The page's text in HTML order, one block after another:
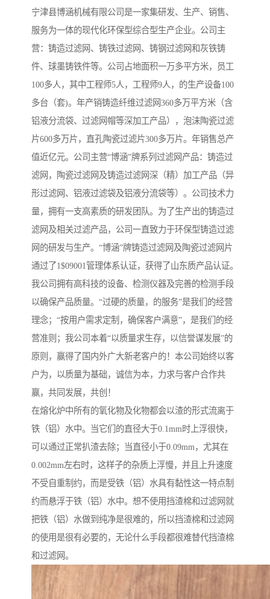
宁津县博涵机械有限公司是一家集研发、生产、销售、
服务为一体的现代化环保型综合型生产企业。公司主
营：铸造过滤网、铸铁过滤网、铸钢过滤网和灰铁铸
件、球墨铸铁件等。公司占地面积一万多平方米，员工
100多人，其中工程师5人，工程师9人，的生产设备100
多台（套)。年产销铸造纤维过滤网360多万平方米（含
铝液分流袋、过滤网帽等深加工产品），泡沫陶瓷过滤
片600多万片，直孔陶瓷过滤片300多万片。年销售总产
值近亿元。公司主营“博涵”牌系列过滤网产品：铸造过
滤网，陶瓷过滤网及铸造过滤网深（精）加工产品（异
形过滤网、铝液过滤袋及铝液分流袋等）。公司技术力
量，拥有一支高素质的研发团队。为了生产出的铸造过
滤网及相关过滤产品，公司一直致力于环保型铸造过滤
网的研发与生产。“博涵”牌铸造过滤网及陶瓷过滤网片
通过了1$09001管理体系认证，获得了山东质产品认证。
我公司拥有高科技的设备、检测仪器及完善的检测手段
以确保产品质量。“过硬的质量，的服务”是我们的经营
理念；“按用户需求定制，确保客户满意”，是我们的经
营准则；我公司本着“以质量求生存，以信誉谋发展”的
原则，赢得了国内外广大新老客户的！本公司始终以客
户为，以质量为基础，诚信为本，力求与客户合作共
赢，共同发展，共创！
在熔化炉中所有的氧化物及化物都会以渣的形式流离于
铁（铝）水中。当它们的直径大于0.1mm时上浮很快，
可以通过正常扒渣去除；当直径小于0.09mm，尤其在
0.002mm左右时，这样子的杂质上浮慢，并且上升速度
不受自重制约，而是受铁（铝）水具有黏性这一特点制
约而悬浮于铁（铝）水中。想不使用挡渣棉和过滤网就
把铁（铝）水做到纯净是很难的，所以挡渣棉和过滤网
的使用是很有必要的，无论什么手段都很难替代挡渣棉
和过滤网。